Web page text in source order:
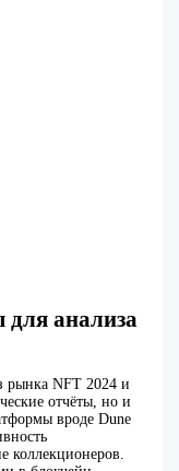
анализа
рынка NFT 2024 и
отчёты, но и
вроде Dune
коллекционеров.